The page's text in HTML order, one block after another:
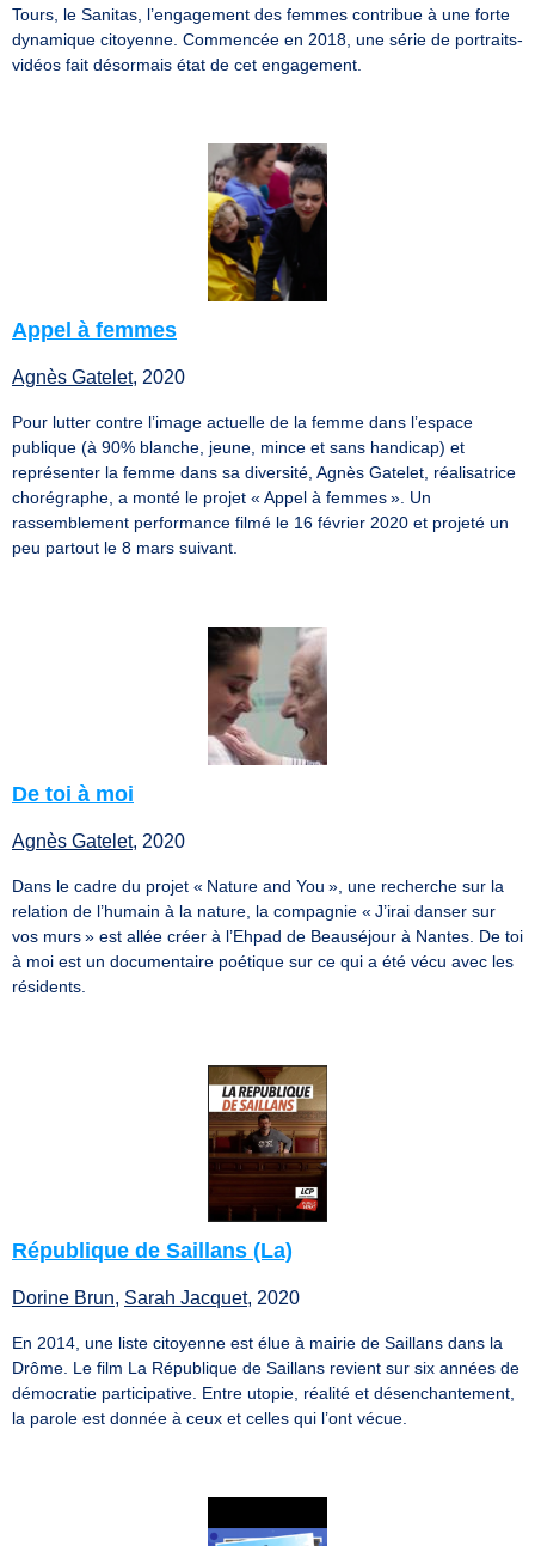
Tours, le Sanitas, l’engagement des femmes contribue à une forte
dynamique citoyenne. Commencée en 2018, une série de portraits-
vidéos fait désormais état de cet engagement.
Appel à femmes
Agnès Gatelet, 2020
Pour lutter contre l’image actuelle de la femme dans l’espace
publique (à 90% blanche, jeune, mince et sans handicap) et
représenter la femme dans sa diversité, Agnès Gatelet, réalisatrice
chorégraphe, a monté le projet « Appel à femmes ». Un
rassemblement performance filmé le 16 février 2020 et projeté un
peu partout le 8 mars suivant.
De toi à moi
Agnès Gatelet, 2020
Dans le cadre du projet « Nature and You », une recherche sur la
relation de l’humain à la nature, la compagnie « J’irai danser sur
vos murs » est allée créer à l’Ehpad de Beauséjour à Nantes. De toi
à moi est un documentaire poétique sur ce qui a été vécu avec les
résidents.
République de Saillans (La)
Dorine Brun, Sarah Jacquet, 2020
En 2014, une liste citoyenne est élue à mairie de Saillans dans la
Drôme. Le film La République de Saillans revient sur six années de
démocratie participative. Entre utopie, réalité et désenchantement,
la parole est donnée à ceux et celles qui l’ont vécue.